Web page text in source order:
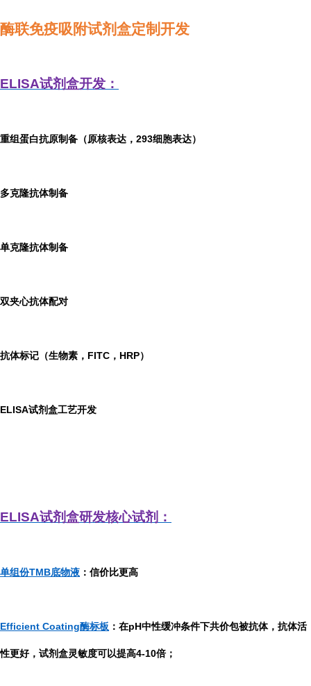
酶联免疫吸附试剂盒定制开发
ELISA试剂盒开发：
重组蛋白抗原制备（原核表达，293细胞表达）
多克隆抗体制备
单克隆抗体制备
双夹心抗体配对
抗体标记（生物素，FITC，HRP）
ELISA试剂盒工艺开发
ELISA试剂盒研发核心试剂：
单组份TMB底物液 ：信价比更高
Efficient Coating酶标板 ：在pH中性缓冲条件下共价包被抗体，抗体活
性更好，试剂盒灵敏度可以提高4-10倍；